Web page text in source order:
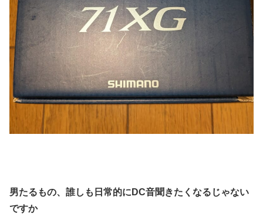
男たるもの、誰しも日常的にDC音聞きたくなるじゃない
ですか